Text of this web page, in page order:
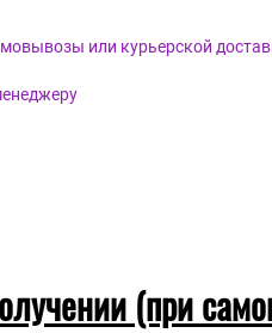
или курьерской
(при